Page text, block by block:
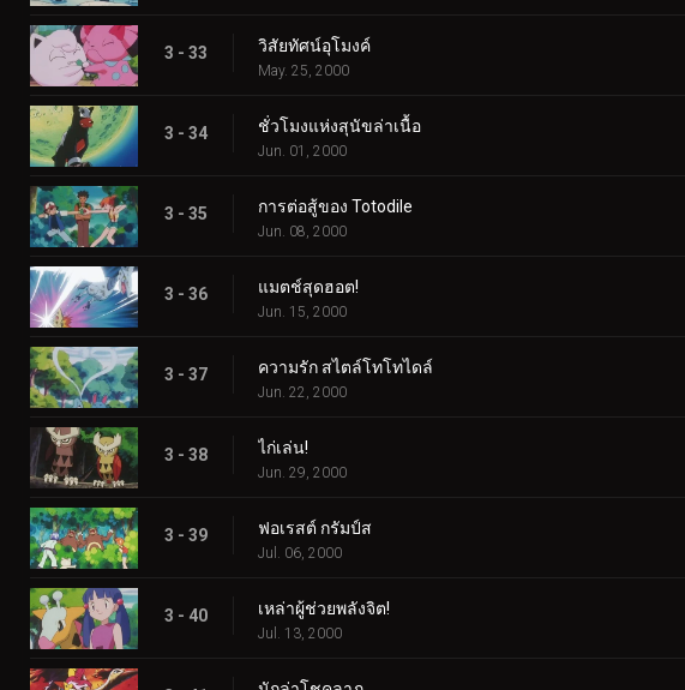
3 - 33 วิสัยทัศน์อุโมงค์
May. 25, 2000
3 - 34 ชั่วโมงแห่งสุนัขล่าเนื้อ
Jun. 01, 2000
3 - 35 การต่อสู้ของ Totodile
Jun. 08, 2000
3 - 36 แมตช์สุดฮอต!
Jun. 15, 2000
3 - 37 ความรัก สไตล์โทโทไดล์
Jun. 22, 2000
3 - 38 ไก่เล่น!
Jun. 29, 2000
3 - 39 ฟอเรสต์ กรัมป์ส
Jul. 06, 2000
3 - 40 เหล่าผู้ช่วยพลังจิต!
Jul. 13, 2000